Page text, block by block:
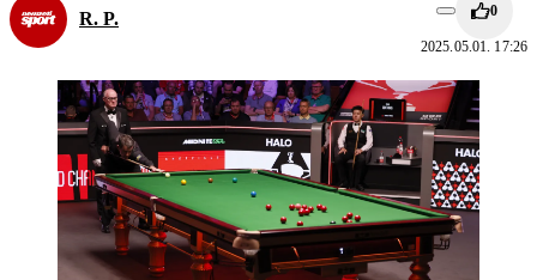
R. P. 0
2025.05.01. 17:26